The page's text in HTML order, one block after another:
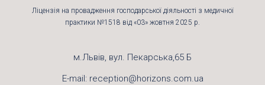
Ліцензія на провадження господарської діяльності з медичної
практики №1518 від «03» жовтня 2025 р.
м.Львів, вул. Пекарська,65 Б
E-mail: reception@horizons.com.ua